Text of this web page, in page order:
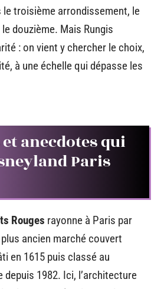
le troisième arrondissement, le
douzième. Mais Rungis
: on vient y chercher le choix,
à une échelle qui dépasse les
anecdotes qui
Paris
Rouges rayonne à Paris par
ancien marché couvert
en 1615 puis classé au
1982. Ici, l’architecture